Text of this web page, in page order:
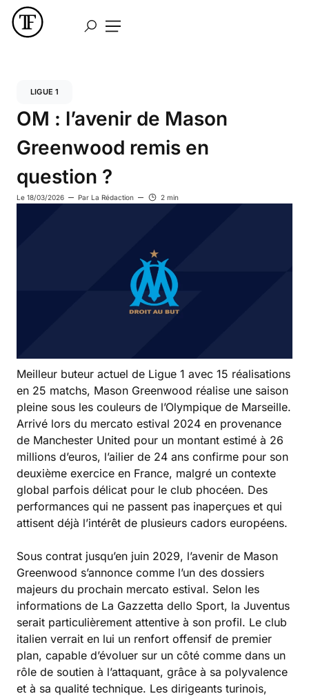
LIGUE 1
OM : l’avenir de Mason
Greenwood remis en
question ?
Le 18/03/2026 Par La Rédaction 2 min
Meilleur buteur actuel de Ligue 1 avec 15 réalisations
en 25 matchs, Mason Greenwood réalise une saison
pleine sous les couleurs de l’Olympique de Marseille.
Arrivé lors du mercato estival 2024 en provenance
de Manchester United pour un montant estimé à 26
millions d’euros, l’ailier de 24 ans confirme pour son
deuxième exercice en France, malgré un contexte
global parfois délicat pour le club phocéen. Des
performances qui ne passent pas inaperçues et qui
attisent déjà l’intérêt de plusieurs cadors européens.
Sous contrat jusqu’en juin 2029, l’avenir de Mason
Greenwood s’annonce comme l’un des dossiers
majeurs du prochain mercato estival. Selon les
informations de La Gazzetta dello Sport, la Juventus
serait particulièrement attentive à son profil. Le club
italien verrait en lui un renfort offensif de premier
plan, capable d’évoluer sur un côté comme dans un
rôle de soutien à l’attaquant, grâce à sa polyvalence
et à sa qualité technique. Les dirigeants turinois,